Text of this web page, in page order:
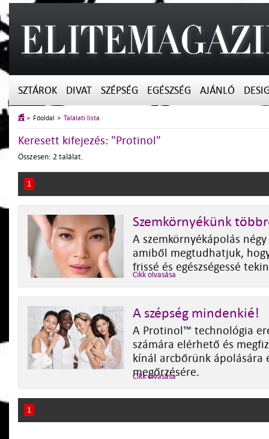
SZTÁROK DIVAT SZÉPSÉG EGÉSZSÉG AJÁNLÓ
Főoldal Találati lista
Keresett kifejezés: "Protinol"
Összesen: 2 találat.
1
Szemkörnyékünk
A szemkörnyékápolás
amiből megtudhatjuk,
frissé és egészségessé
Cikk olvasása
A szépség mindenkié!
A Protinol™ technológia
számára elérhető és
kínál arcbőrünk ápolására
megőrzésére.
Cikk olvasása
1